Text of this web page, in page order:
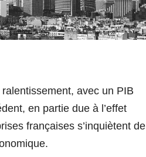
avec un PIB
en partie due à l’effet
françaises s’inquiètent de